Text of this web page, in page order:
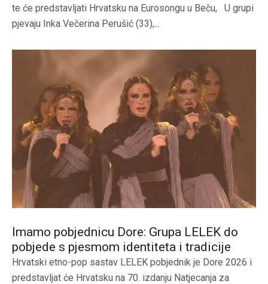
te će predstavljati Hrvatsku na Eurosongu u Beču, U grupi
pjevaju Inka Večerina Perušić (33),...
Imamo pobjednicu Dore: Grupa LELEK do
pobjede s pjesmom identiteta i tradicije
Hrvatski etno-pop sastav LELEK pobjednik je Dore 2026 i
predstavljat će Hrvatsku na 70. izdanju Natjecanja za